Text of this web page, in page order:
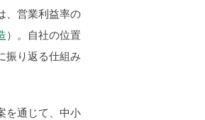
、営業利益率の
）。自社の位置
振り返る仕組み
を通じて、中小